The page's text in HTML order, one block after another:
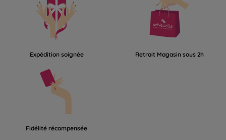
Des macarons aussi jolis que bons !#deneuville #chocolat
#macaron
Expédition soignée Retrait Magasin sous 2h
Fidélité récompensée